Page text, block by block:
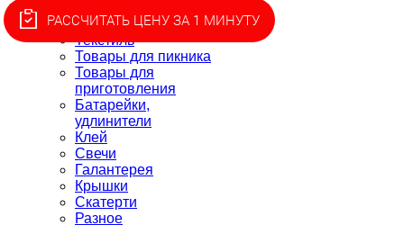
защиты
Текстиль
Товары для пикника
Товары для
приготовления
Батарейки,
удлинители
Клей
Свечи
Галантерея
Крышки
Скатерти
Разное
РАССЧИТАТЬ ЦЕНУ ЗА 1 МИНУТУ